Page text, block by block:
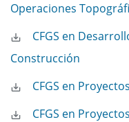
Operaciones
CFGS en
Construcción
CFGS en
CFGS en